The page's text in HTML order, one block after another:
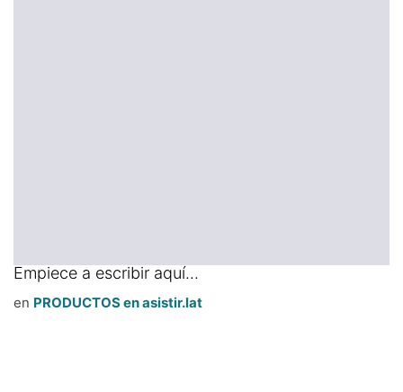
Empiece a escribir aquí...
en PRODUCTOS en asistir.lat